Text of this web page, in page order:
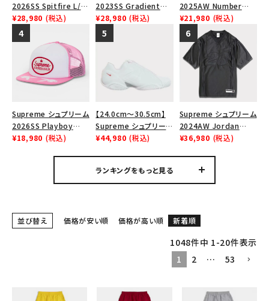
Tシャツ・ロングスリーブ
パーカー・トレーナー
ジャケット・アウター
キャップ・ハット
ニット帽・ビーニー
バックパック・リュック
スニーカー・ブーツ
パンツ・ショーツ
SEASON
2026SS Spitfire L/S
Tee スピットファイア
ロングスリーブTシャ
ツ ホワイト
¥28,980 (税込)
2023SS Gradient
Box Logo New Era
Cap グラディエントボッ
クスロゴニューエラキャ
¥28,980 (税込)
2025AW Number
(N)ine x Mickey
Mouse Mesh Back 5-
Panel ナンバーナイン
x ミッキーマウス メッシ
ュ バック 5 パネルキャ
¥21,980 (税込)
Supreme シュプリーム
2026SS Playboy
Mesh Back 5-Panel
¥18,980 (税込)
【24.0cm～30.5cm】
Supreme シュプリーム
2023AW Nike
ー ホワイト 白
¥44,980 (税込)
Supreme シュプリーム
2024AW Jordan
Warm Up Jersey ジョ
¥36,980 (税込)
ランキングをもっと見る
並び替え 価格が安い順 価格が高い順 新着順
1048件中 1-20件表示
1
2 … 53